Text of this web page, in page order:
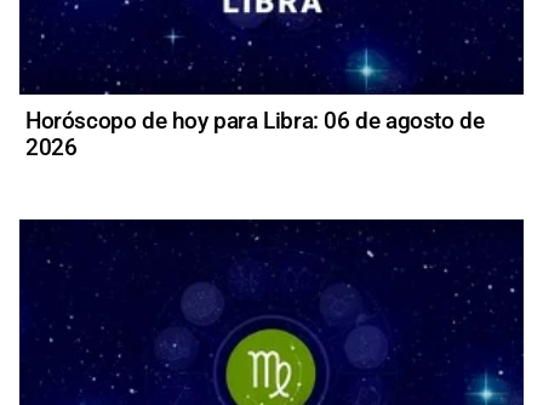
Horóscopo de hoy para Libra: 06 de agosto de
2026